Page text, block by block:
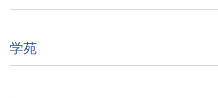
学苑